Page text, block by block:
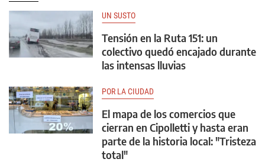
UN SUSTO
Tensión en la Ruta 151: un
colectivo quedó encajado durante
las intensas lluvias
POR LA CIUDAD
El mapa de los comercios que
cierran en Cipolletti y hasta eran
parte de la historia local: "Tristeza
total"